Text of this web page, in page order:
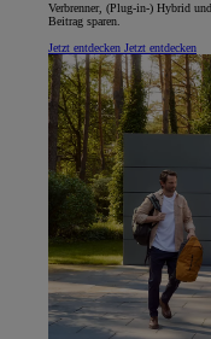
Verbrenner, (Plug-in-) Hybrid
Beitrag sparen.
Jetzt entdecken Jetzt entdecken